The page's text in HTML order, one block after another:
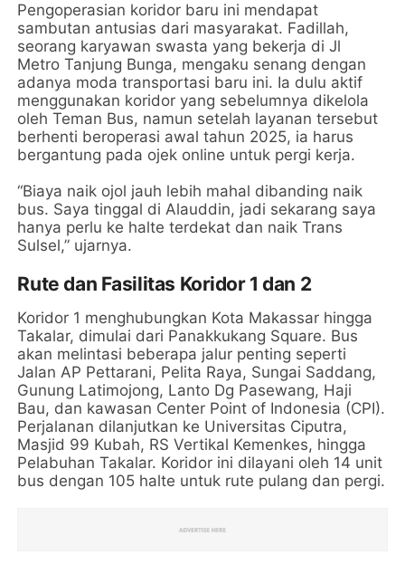
Pengoperasian koridor baru ini mendapat
sambutan antusias dari masyarakat. Fadillah,
seorang karyawan swasta yang bekerja di Jl
Metro Tanjung Bunga, mengaku senang dengan
adanya moda transportasi baru ini. Ia dulu aktif
menggunakan koridor yang sebelumnya dikelola
oleh Teman Bus, namun setelah layanan tersebut
berhenti beroperasi awal tahun 2025, ia harus
bergantung pada ojek online untuk pergi kerja.
“Biaya naik ojol jauh lebih mahal dibanding naik
bus. Saya tinggal di Alauddin, jadi sekarang saya
hanya perlu ke halte terdekat dan naik Trans
Sulsel,” ujarnya.
Rute dan Fasilitas Koridor 1 dan 2
Koridor 1 menghubungkan Kota Makassar hingga
Takalar, dimulai dari Panakkukang Square. Bus
akan melintasi beberapa jalur penting seperti
Jalan AP Pettarani, Pelita Raya, Sungai Saddang,
Gunung Latimojong, Lanto Dg Pasewang, Haji
Bau, dan kawasan Center Point of Indonesia (CPI).
Perjalanan dilanjutkan ke Universitas Ciputra,
Masjid 99 Kubah, RS Vertikal Kemenkes, hingga
Pelabuhan Takalar. Koridor ini dilayani oleh 14 unit
bus dengan 105 halte untuk rute pulang dan pergi.